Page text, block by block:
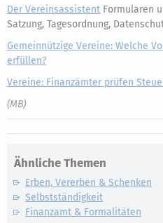
Der Vereinsassistent Formularen
Satzung, Tagesordnung,
Gemeinnützige Vereine: Welche
erfüllen?
Vereine: Finanzämter prüfen
(MB)
Ähnliche Themen
Erben, Vererben & Schenken
Selbstständigkeit
Finanzamt & Formalitäten